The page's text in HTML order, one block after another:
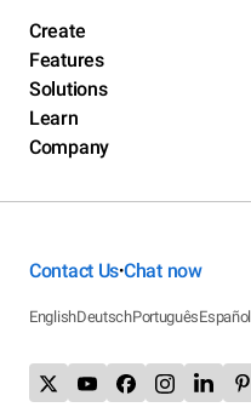
Create
Features
Solutions
Learn
Company
Contact Us•Chat now
EnglishDeutschPortuguêsEspañol